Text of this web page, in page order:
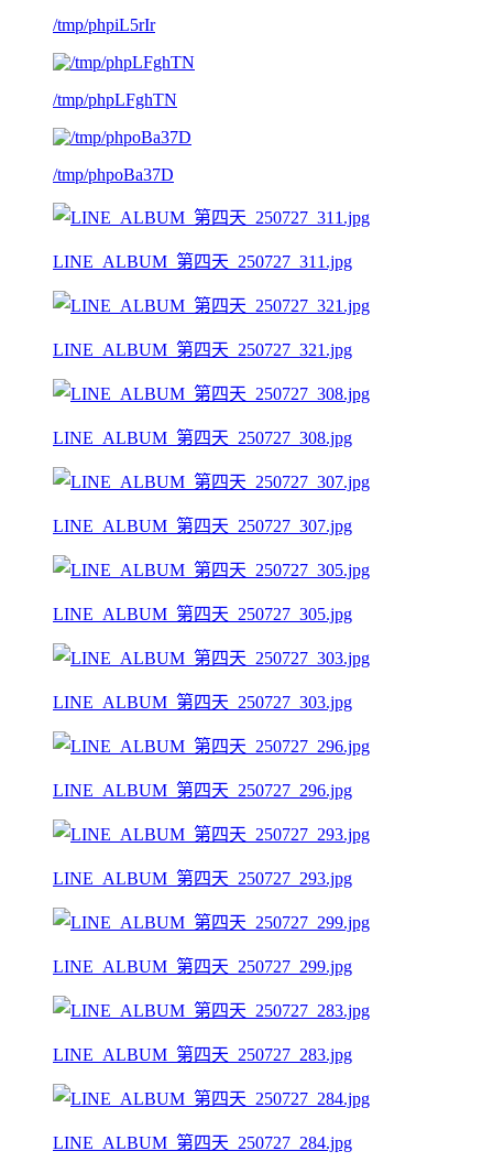
/tmp/phpiL5rIr
/tmp/phpLFghTN
/tmp/phpoBa37D
LINE_ALBUM_第四天_250727_311.jpg
LINE_ALBUM_第四天_250727_321.jpg
LINE_ALBUM_第四天_250727_308.jpg
LINE_ALBUM_第四天_250727_307.jpg
LINE_ALBUM_第四天_250727_305.jpg
LINE_ALBUM_第四天_250727_303.jpg
LINE_ALBUM_第四天_250727_296.jpg
LINE_ALBUM_第四天_250727_293.jpg
LINE_ALBUM_第四天_250727_299.jpg
LINE_ALBUM_第四天_250727_283.jpg
LINE_ALBUM_第四天_250727_284.jpg